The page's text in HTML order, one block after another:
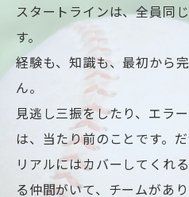
スタートラインは、全員同
す。
経験も、知識も、最初から
ん。
見逃し三振をしたり、エラ
は、当たり前のことです。
リアルにはカバーしてくれ
る仲間がいて、チームがあ